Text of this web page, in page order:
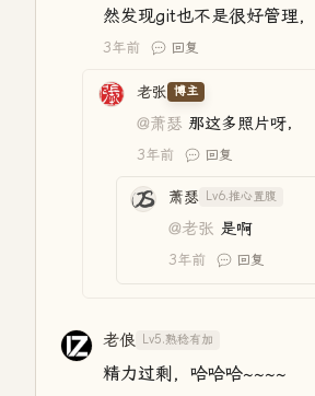
然发现git也不是很好管理
3年前 回复
老张 博主
@萧瑟 那这多照片呀，
3年前 回复
萧瑟 Lv6.推心置腹
@老张 是啊
3年前 回复
老俍 Lv5.熟稔有加
精力过剩，哈哈哈~~~~